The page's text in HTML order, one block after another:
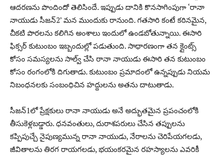
ఆద‌ర‌ణ‌ను పొందిందో తెలిసిందే. ఇప్పుడు దానికి కొన‌సాగింపుగా ‘రానా
నాయుడు సీజ‌న్‌2’ మ‌న ముందుకు రానుంది. గ‌త‌సారి కంటే క‌ఠిన‌మైన,
చీక‌టి పొర‌ల‌ను క‌లిగిన అంశాలు ఇందులో ఉండ‌బోతున్నాయి. ఈసారి
ఫిక్సర్ కుటుంబం ఇబ్బందుల్లో ప‌డుతుంది. సాధార‌ణంగా త‌న క్లైంట్స్
కోసం స‌మ‌స్య‌ల‌ను సాల్వ్ చేసి రానా నాయుడు ఈసారి త‌న కుటుంబం
కోసం రంగంలోకి దిగుతాడు. కుటుంబం ప్ర‌మాదంలో ఉన్న‌ప్పుడు నియ‌మ
నిబంధ‌న‌ల‌కు సంబంధిచిన హ‌ద్దుల‌ను అత‌ను దాటుతాడు.
సీజ‌న్‌1లో ప్రేక్ష‌కులు రానా నాయుడు అనే అద్భుత‌మైన ప్ర‌పంచంలోకి
తీసుకెళ్ల‌బ‌డ్డారు. ధ‌న‌వంతులు, దురాశ‌ప‌రులు చేసిన త‌ప్పుల‌ను
క‌ప్పిపుచ్చే నైపుణ్య‌మున్న రానా నాయుడు, నేరాల‌ను చెరిపేయ‌గ‌ల‌డు,
జీవితాల‌ను తిర‌గ రాయ‌గ‌ల‌డు, భ‌యంకర‌మైన ర‌హ‌స్యాల‌ను ఎవ‌రికీ